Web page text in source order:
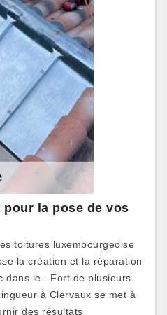
la pose de vos
toitures luxembourgeoise
la création et la réparation
dans le . Fort de plusieurs
à Clervaux se met à
des résultats